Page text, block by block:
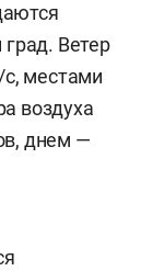
Ветер
местами
воздуха
днем —